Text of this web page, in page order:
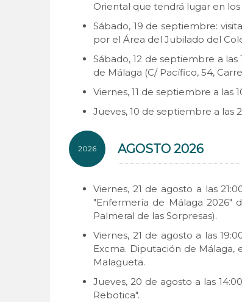
Oriental que tendrá lugar en los
Sábado, 19 de septiembre:
por el Área del Jubilado del
Sábado, 12 de septiembre a
de Málaga (C/ Pacífico, 54,
Viernes, 11 de septiembre a las
Jueves, 10 de septiembre a las
2026 AGOSTO 2026
Viernes, 21 de agosto a las
"Enfermería de Málaga 2026"
Palmeral de las Sorpresas).
Viernes, 21 de agosto a las
Excma. Diputación de Málaga,
Malagueta.
Jueves, 20 de agosto a las
Rebotica".